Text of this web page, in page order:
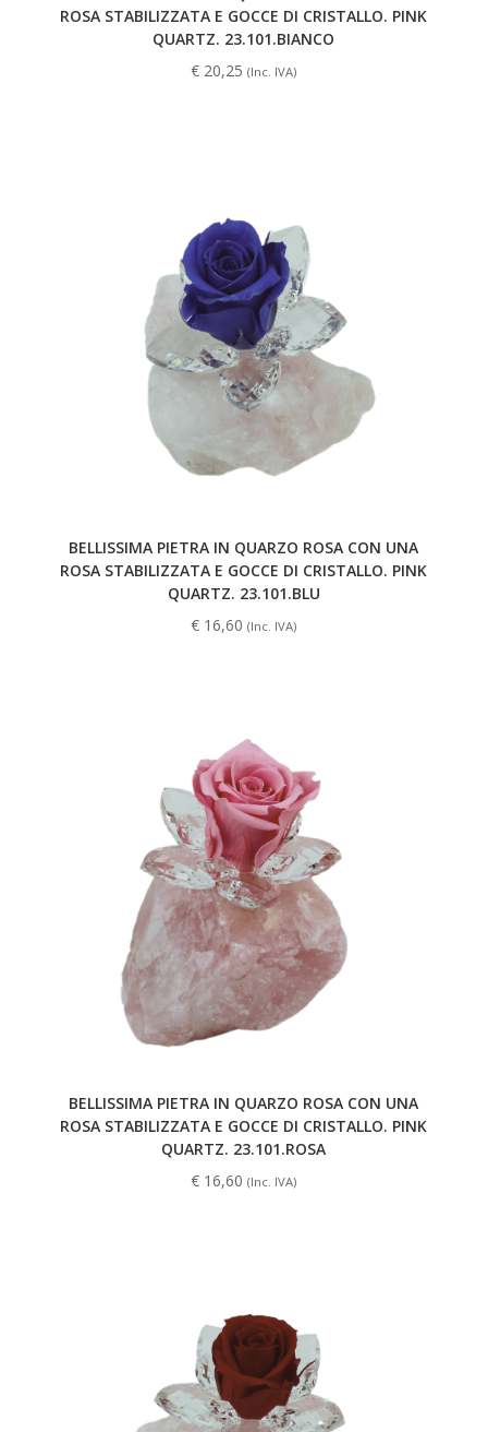
ROSA STABILIZZATA E GOCCE DI CRISTALLO. PINK
QUARTZ. 23.101.BIANCO
€ 20,25 (Inc. IVA)
BELLISSIMA PIETRA IN QUARZO ROSA CON UNA
ROSA STABILIZZATA E GOCCE DI CRISTALLO. PINK
QUARTZ. 23.101.BLU
€ 16,60 (Inc. IVA)
BELLISSIMA PIETRA IN QUARZO ROSA CON UNA
ROSA STABILIZZATA E GOCCE DI CRISTALLO. PINK
QUARTZ. 23.101.ROSA
€ 16,60 (Inc. IVA)